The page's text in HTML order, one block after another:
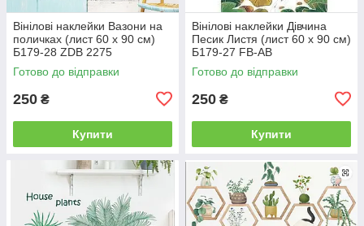
Вінілові наклейки Вазони на
поличках (лист 60 х 90 см)
Б179-28 ZDB 2275
Готово до відправки
250 ₴
Купити
Вінілові наклейки Дівчина
Песик Листя (лист 60 х 90 см)
Б179-27 FB-AB
Готово до відправки
250 ₴
Купити